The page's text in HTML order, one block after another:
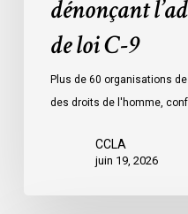
dénonçant
de loi C-9
Plus de 60 organisations
des droits de l'homme,
CCLA
juin 19, 2026